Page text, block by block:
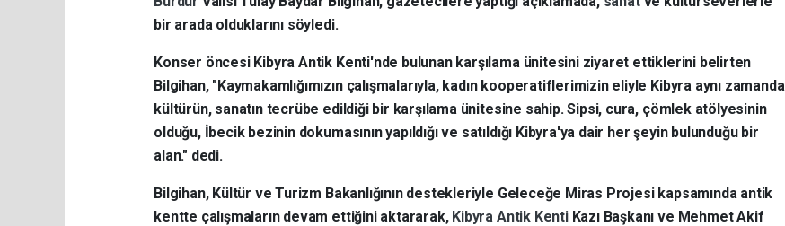
bir arada olduklarını söyledi.
Konser öncesi Kibyra Antik Kenti'nde bulunan karşılama ünitesini ziyaret ettiklerini belirten
Bilgihan, "Kaymakamlığımızın çalışmalarıyla, kadın kooperatiflerimizin eliyle Kibyra aynı zamanda
kültürün, sanatın tecrübe edildiği bir karşılama ünitesine sahip. Sipsi, cura, çömlek atölyesinin
olduğu, İbecik bezinin dokumasının yapıldığı ve satıldığı Kibyra'ya dair her şeyin bulunduğu bir
alan." dedi.
Bilgihan, Kültür ve Turizm Bakanlığının destekleriyle Geleceğe Miras Projesi kapsamında antik
kentte çalışmaların devam ettiğini aktararak, Kibyra Antik Kenti Kazı Başkanı ve Mehmet Akif